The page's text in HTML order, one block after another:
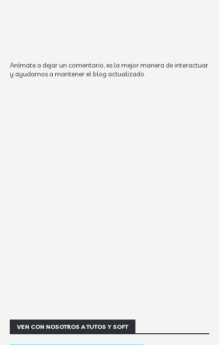
Anímate a dejar un comentario, es la mejor manera de interactuar
y ayudarnos a mantener el blog actualizado.
VEN CON NOSOTROS A TUTOS Y SOFT